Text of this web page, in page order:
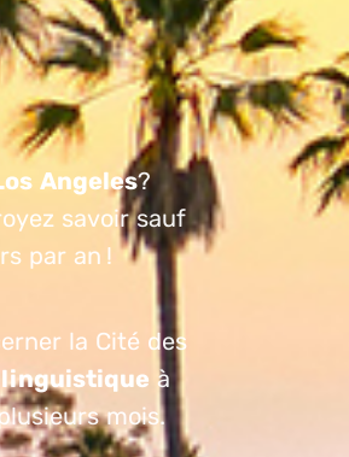
Angeles?
savoir sauf
par an !
la Cité des
à
mois.